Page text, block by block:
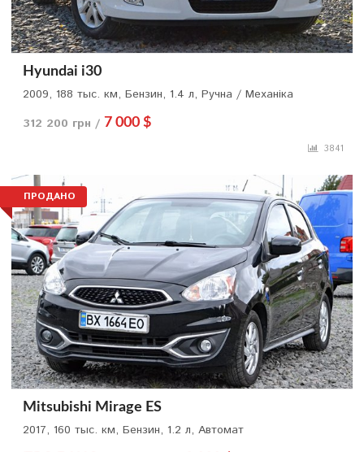
Hyundai i30
2009, 188 тыс. км, Бензин, 1.4 л, Ручна / Механіка
312 200 грн / 7 000 $
3841
ПРОДАНО
Mitsubishi Mirage ES
2017, 160 тыс. км, Бензин, 1.2 л, Автомат